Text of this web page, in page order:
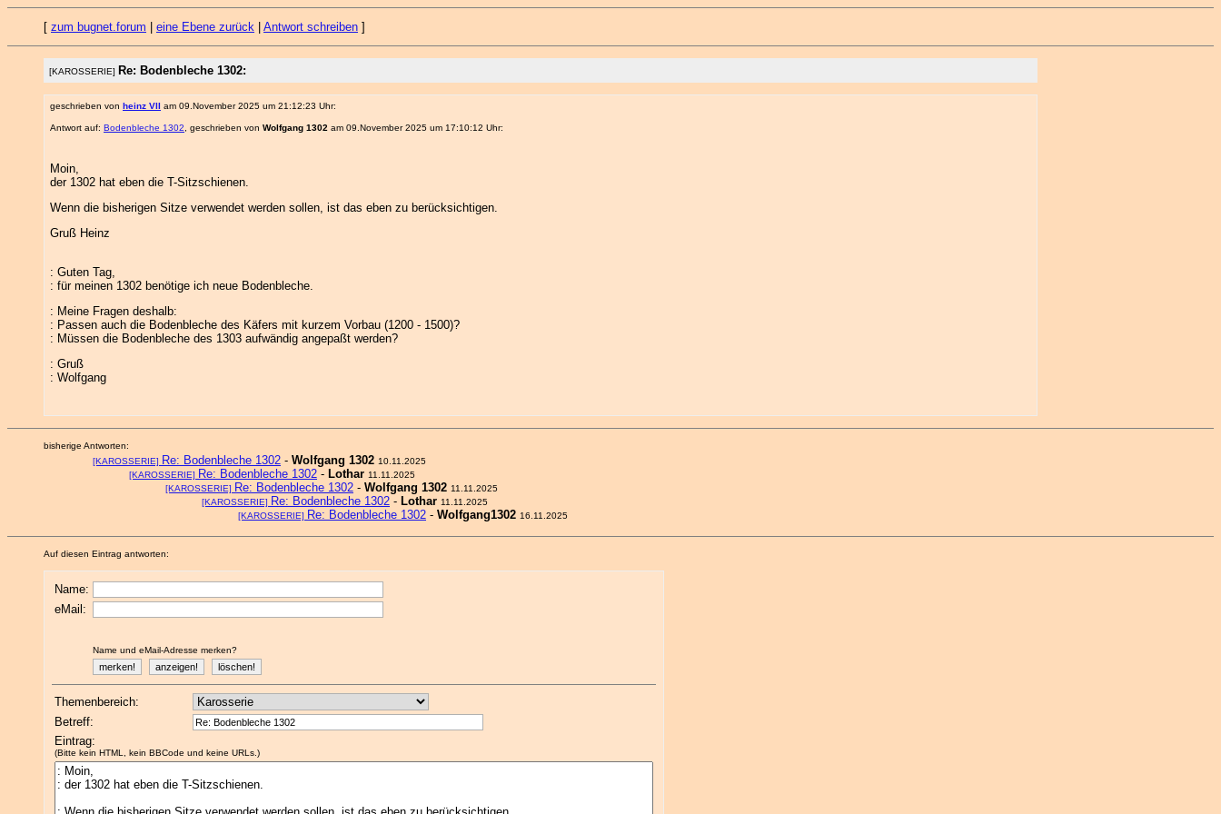
[ zum bugnet.forum eine Ebene zurück Antwort schreiben ]
[KAROSSERIE] Re: Bodenbleche 1302:
geschrieben von heinz VII am 09.November 2025 um 21:12:23 Uhr:
Antwort auf: Bodenbleche 1302 , geschrieben von Wolfgang 1302 am 09.November 2025 um 17:10:12 Uhr:
Moin,
der 1302 hat eben die T-Sitzschienen.
Wenn die bisherigen Sitze verwendet werden sollen, ist das eben zu berücksichtigen.
Gruß Heinz
: Guten Tag,
: für meinen 1302 benötige ich neue Bodenbleche.
: Meine Fragen deshalb:
: Passen auch die Bodenbleche des Käfers mit kurzem Vorbau (1200 - 1500)?
: Müssen die Bodenbleche des 1303 aufwändig angepaßt werden?
: Gruß
: Wolfgang
bisherige Antworten:
[KAROSSERIE] Re: Bodenbleche 1302 - Wolfgang 1302 10.11.2025
[KAROSSERIE] Re: Bodenbleche 1302 - Lothar 11.11.2025
[KAROSSERIE] Re: Bodenbleche 1302 - Wolfgang 1302 11.11.2025
[KAROSSERIE] Re: Bodenbleche 1302 - Lothar 11.11.2025
[KAROSSERIE] Re: Bodenbleche 1302 - Wolfgang1302 16.11.2025
Auf diesen Eintrag antworten:
Name:
eMail:
Name und eMail-Adresse merken?
Themenbereich:
Betreff:
Eintrag:
(Bitte kein HTML, kein BBCode und keine URLs.)